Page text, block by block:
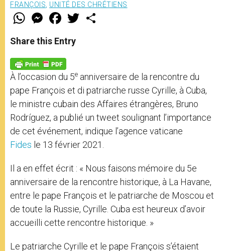
FRANÇOIS UNITÉ DES CHRÉTIENS
W
t
s
p
p
M
e
s
e
g
e
r
F
a
e
b
o
k
w
Share this Entry
À l’occasion du 5e anniversaire de la rencontre du
pape François et di patriarche russe Cyrille, à Cuba,
le ministre cubain des Affaires étrangères, Bruno
Rodríguez, a publié un tweet soulignant l’importance
de cet événement, indique l’agence vaticane
Fides le 13 février 2021.
Il a en effet écrit : « Nous faisons mémoire du 5e
anniversaire de la rencontre historique, à La Havane,
entre le pape François et le patriarche de Moscou et
de toute la Russie, Cyrille. Cuba est heureux d’avoir
accueilli cette rencontre historique. »
Le patriarche Cyrille et le pape François s’étaient